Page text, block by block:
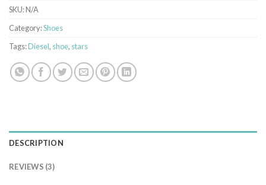
SKU:N/A
Category:Shoes
Tags:Diesel, shoe, stars
DESCRIPTION
REVIEWS (3)